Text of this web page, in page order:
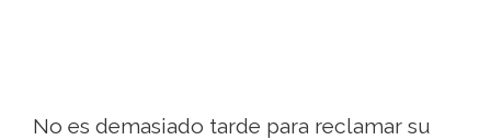
No es demasiado tarde para reclamar su